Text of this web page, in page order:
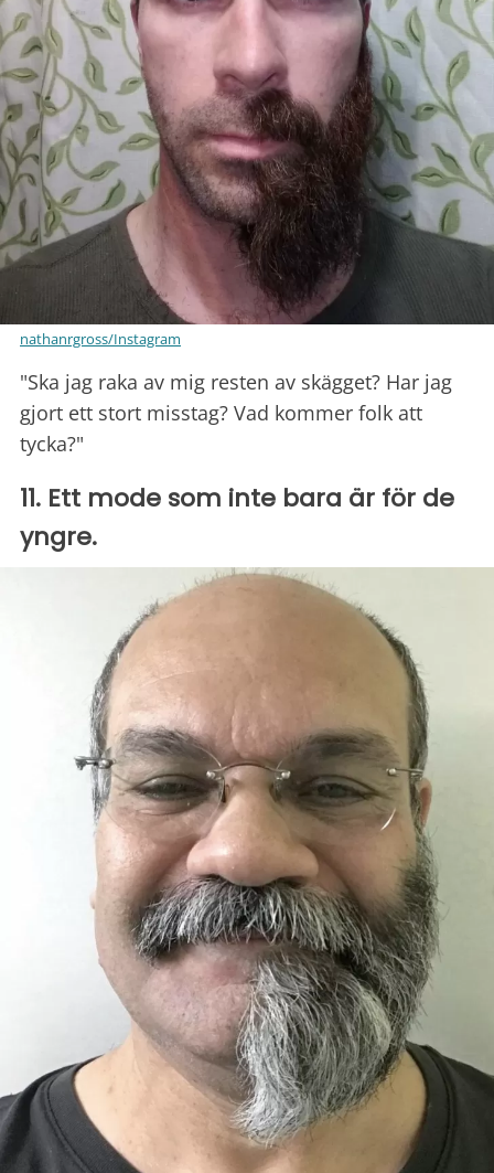
nathanrgross/Instagram
"Ska jag raka av mig resten av skägget? Har jag
gjort ett stort misstag? Vad kommer folk att
tycka?"
11. Ett mode som inte bara är för de
yngre.